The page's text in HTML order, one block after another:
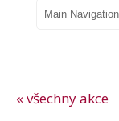
« všechny akce